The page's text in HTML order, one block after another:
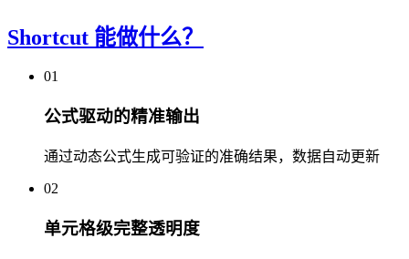
Shortcut 能做什么？
01
公式驱动的精准输出
通过动态公式生成可验证的准确结果，数据自动更新
02
单元格级完整透明度